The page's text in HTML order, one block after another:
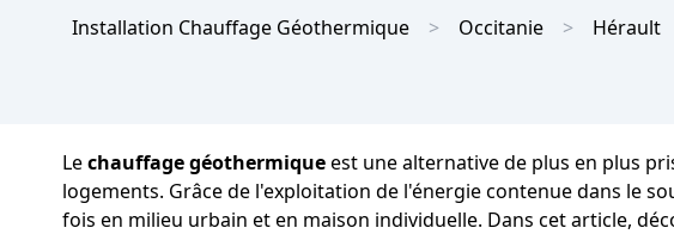
Installation Chauffage Géothermique Occitanie Hérault
Lechauffage géothermiqueest une alternative de plus en plus
logements. Grâce de l'exploitation de l'énergie contenue dans le
fois en milieu urbain et en maison individuelle. Dans cet article,